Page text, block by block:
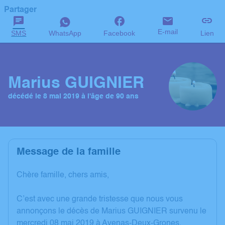
Partager
SMS WhatsApp Facebook E-mail Lien
Marius GUIGNIER
décédé le 8 mai 2019 à l'âge de 90 ans
Message de la famille
Chère famille, chers amis,
C’est avec une grande tristesse que nous vous
annonçons le décès de Marius GUIGNIER survenu le